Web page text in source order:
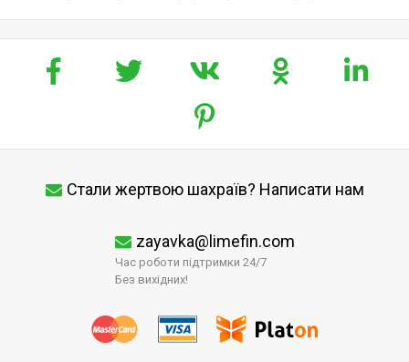
Стали жертвою шахраїв? Написати нам
zayavka@limefin.com
Час роботи підтримки 24/7
Без вихідних!